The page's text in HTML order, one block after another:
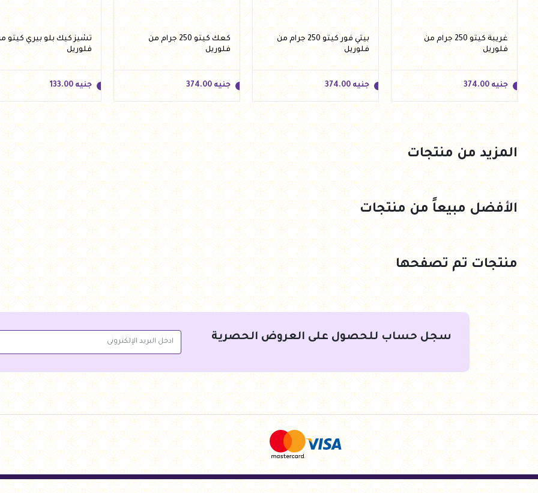
غريبة كيتو 250 جرام من
فلوريل
جنيه 374.00
جنيه 374.00
أضف للسلة
بيتي فور كيتو 250 جرام من
فلوريل
جنيه 374.00
جنيه 374.00
أضف للسلة
كعك كيتو 250 جرام من
فلوريل
جنيه 374.00
جنيه 374.00
أضف للسلة
تشيز كيك بلو بيري كيتو
فلوريل
جنيه 133.00
جنيه 133.00
أضف للسلة
المزيد من منتجات
الأفضل مبيعاً من منتجات
منتجات تم تصفحها
سجل حساب للحصول على العروض الحصرية